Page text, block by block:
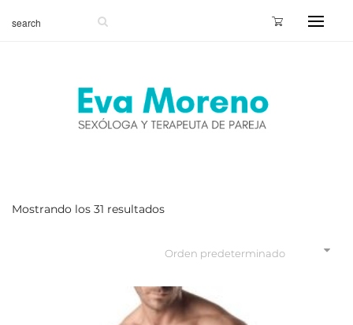
Mostrando los 31 resultados